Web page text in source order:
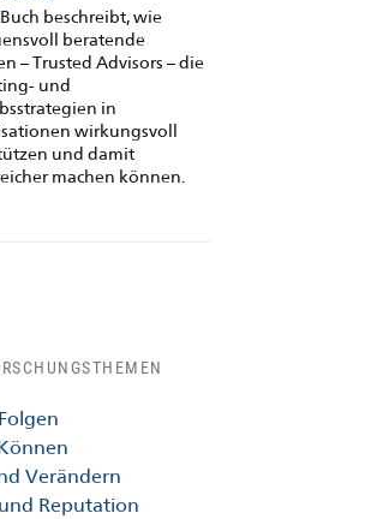
Buch beschreibt, wie
beratende
– Trusted Advisors – die
und
in
wirkungsvoll
und damit
machen können.
Verändern
Reputation